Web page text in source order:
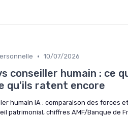
• 10/07/2026
conseiller humain : ce
qu'ils ratent encore
humain IA : comparaison des forces
patrimonial, chiffres AMF/Banque de